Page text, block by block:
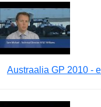
Austraalia GP 2010 -